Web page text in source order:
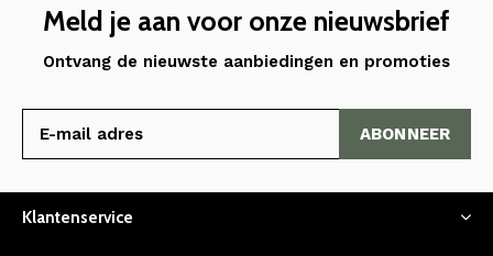
Meld je aan voor onze nieuwsbrief
Ontvang de nieuwste aanbiedingen en promoties
ABONNEER
Klantenservice